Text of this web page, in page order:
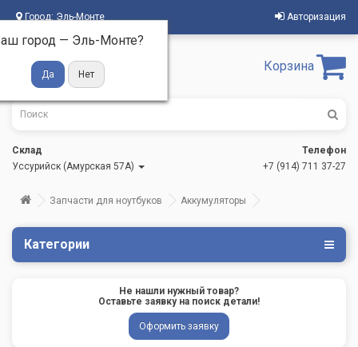
Город: Эль-Монте
город — Эль-Монте?
Авторизация
Корзина
Склад
Уссурийск (Амурская 57А)
Телефон
+7 (914) 711 37-27
Запчасти для ноутбуков Аккумуляторы
Категории
Не нашли нужный товар?
Оставьте заявку на поиск детали!
Оформить заявку